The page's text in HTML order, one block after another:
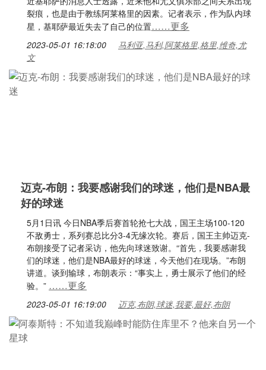
裂痕，也是由于教练阿莱格里的因素。记者表示，作为队内球
星，基耶萨最近失去了自己的位置……更多
2023-05-01 16:18:00
马利亚,马利,阿莱格里,格里,维奇,尤
文
迈克-布朗：我要感谢我们的球迷，他们是NBA最
好的球迷
5月1日讯 今日NBA季后赛首轮抢七大战，国王主场100-120
不敌勇士，系列赛总比分3-4无缘次轮。赛后，国王主帅迈克-
布朗接受了记者采访，他先向球迷致谢。“首先，我要感谢我
们的球迷，他们是NBA最好的球迷，今天他们在现场。”布朗
讲道。谈到输球，布朗表示：“事实上，勇士展示了他们的经
验。” ……更多
2023-05-01 16:19:00 迈克,布朗,球迷,我要,最好,布朗